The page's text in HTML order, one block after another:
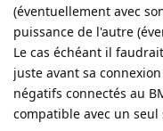
(éventuellement avec
puissance de l'autre
Le cas échéant il
juste avant sa
négatifs connectés au
compatible avec un seul